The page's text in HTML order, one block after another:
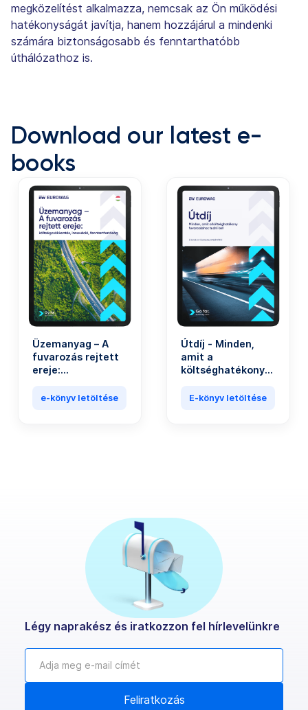
megközelítést alkalmazza, nemcsak az Ön működési
hatékonyságát javítja, hanem hozzájárul a mindenki
számára biztonságosabb és fenntarthatóbb
úthálózathoz is.
Download our latest e-
books
Üzemanyag – A
fuvarozás rejtett
ereje:
innováció,
e-könyv letöltése
Útdíj - Minden,
amit a
költséghatékony
tudni kell
E-könyv letöltése
Légy naprakész és iratkozzon fel hírlevelünkre